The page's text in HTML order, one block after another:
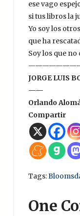
ese vago
si tus libros la
Yo soy los
que ha
Soy los que no
JORGE LUIS
——
Orlando
Compartir
Tags:
One